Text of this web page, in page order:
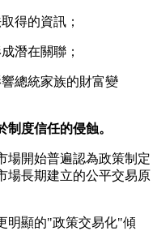
得的資訊；
潛在關聯；
總統家族的財富變
度信任的侵蝕。
場開始普遍認為政策制定
場長期建立的公平交易原
明顯的"政策交易化"傾